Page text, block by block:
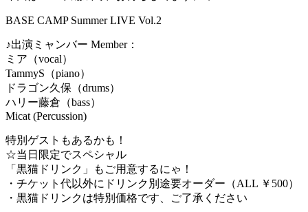
BASE CAMP Summer LIVE Vol.2
♪出演ミャンバー Member：
ミア（vocal）
TammyS（piano）
ドラゴン久保（drums）
ハリー藤倉（bass）
Micat (Percussion)
特別ゲストもあるかも！
☆当日限定でスペシャル
「黒猫ドリンク」もご用意するにゃ！
・チケット代以外にドリンク別途要オーダー（ALL ￥500）
・黒猫ドリンクは特別価格です、ご了承ください